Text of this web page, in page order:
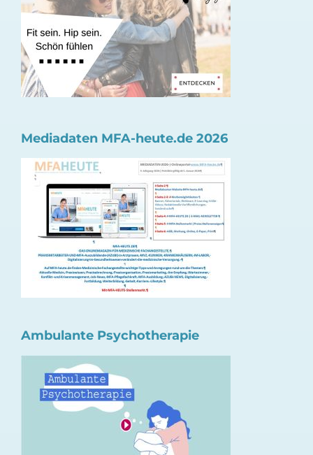
Mediadaten MFA-heute.de 2026
Ambulante Psychotherapie